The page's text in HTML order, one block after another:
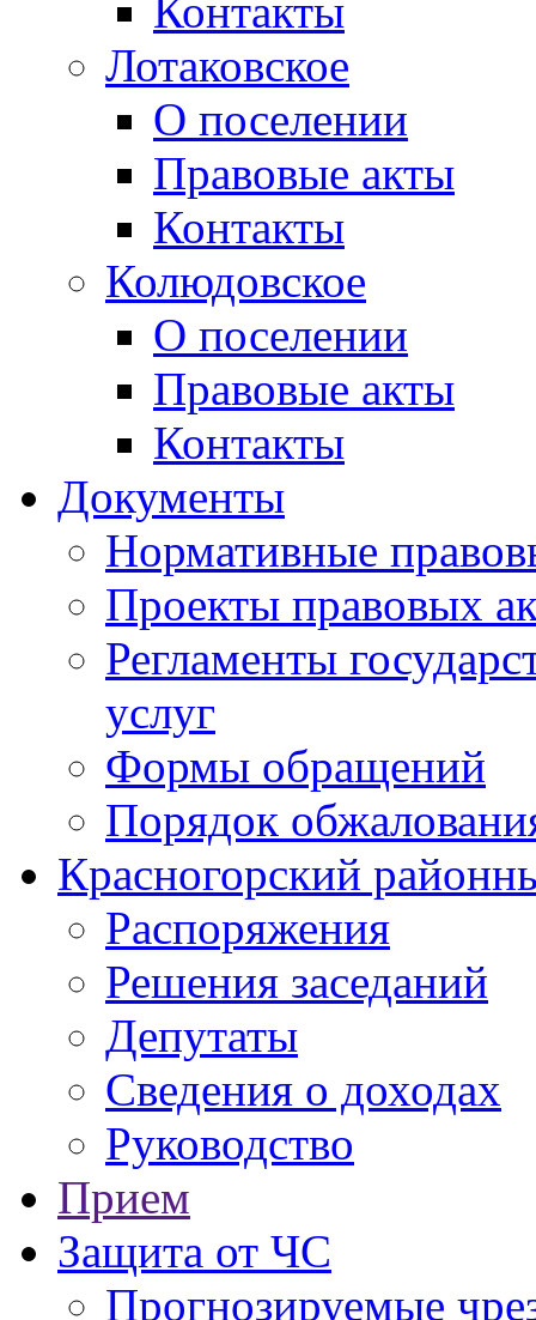
Контакты
Лотаковское
О поселении
Правовые акты
Контакты
Колюдовское
О поселении
Правовые акты
Контакты
Документы
Нормативные
Проекты правовых
Регламенты
услуг
Формы обращений
Порядок
Красногорский
Распоряжения
Решения заседаний
Депутаты
Сведения о доходах
Руководство
Прием
Защита от ЧС
Прогнозируемые